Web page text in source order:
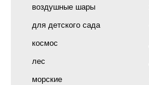
воздушные шары
для детского сада
космос
лес
морские